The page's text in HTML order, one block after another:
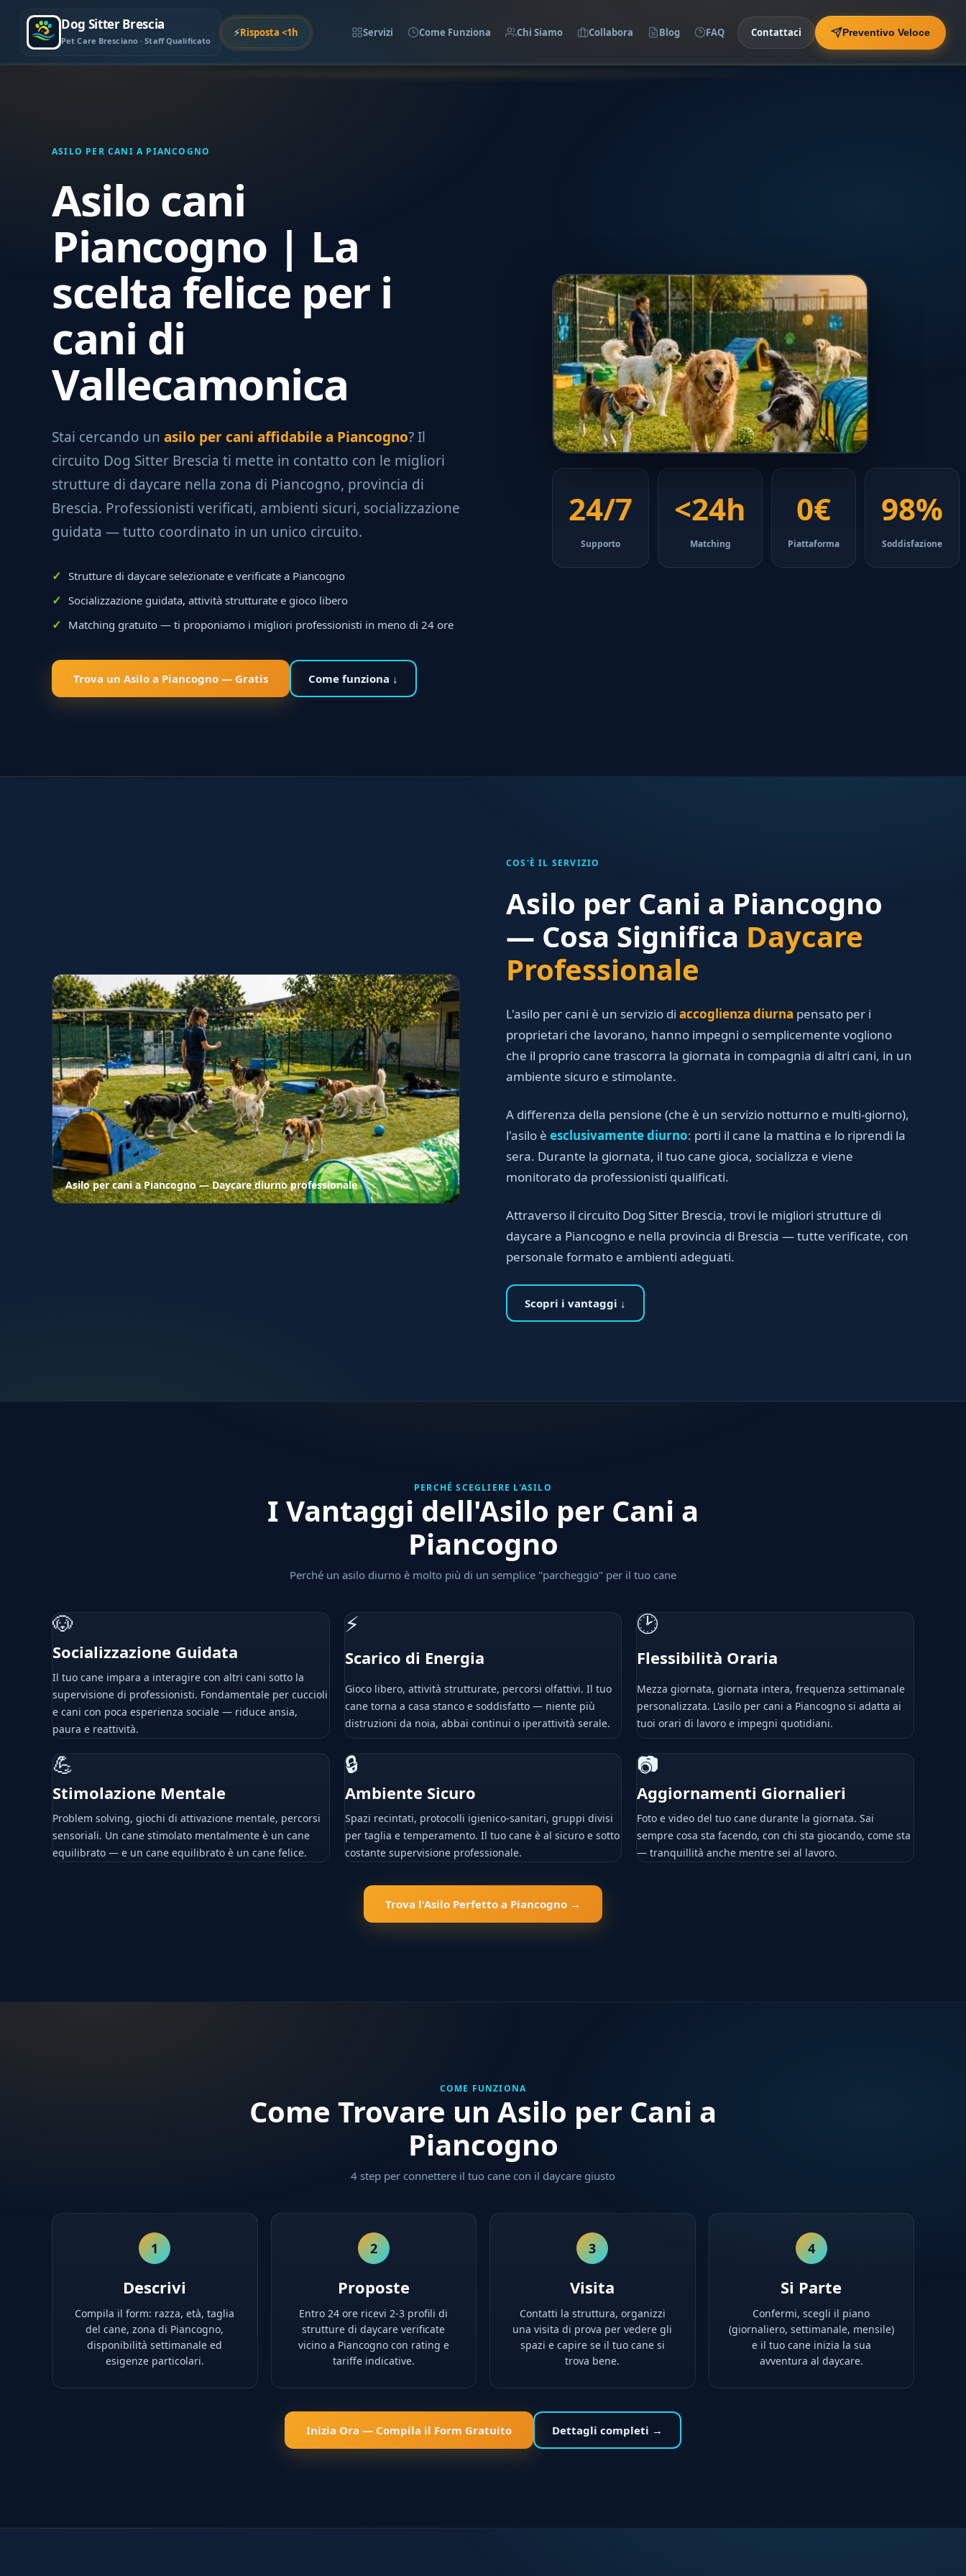
Dog Sitter Brescia
Pet Care Bresciano · Staff Qualificato
⚡Risposta <1h Servizi Come Funziona Chi Siamo Collabora Blog FAQ Contattaci Preventivo Veloce
ASILO PER CANI A PIANCOGNO
Asilo cani
Piancogno | La
scelta felice per i
cani di
Vallecamonica
Stai cercando un asilo per cani affidabile a Piancogno? Il
circuito Dog Sitter Brescia ti mette in contatto con le migliori
strutture di daycare nella zona di Piancogno, provincia di
Brescia. Professionisti verificati, ambienti sicuri, socializzazione
guidata — tutto coordinato in un unico circuito.
Strutture di daycare selezionate e verificate a Piancogno
Socializzazione guidata, attività strutturate e gioco libero
Matching gratuito — ti proponiamo i migliori professionisti in meno di 24 ore
Trova un Asilo a Piancogno — Gratis Come funziona ↓
24/7
Supporto
<24h
Matching
0€
Piattaforma
98%
Soddisfazione
Asilo per cani a Piancogno — Daycare diurno professionale
COS'È IL SERVIZIO
Asilo per Cani a Piancogno
— Cosa Significa Daycare
Professionale
L'asilo per cani è un servizio di accoglienza diurna pensato per i
proprietari che lavorano, hanno impegni o semplicemente vogliono
che il proprio cane trascorra la giornata in compagnia di altri cani, in un
ambiente sicuro e stimolante.
A differenza della pensione (che è un servizio notturno e multi-giorno),
l'asilo è esclusivamente diurno: porti il cane la mattina e lo riprendi la
sera. Durante la giornata, il tuo cane gioca, socializza e viene
monitorato da professionisti qualificati.
Attraverso il circuito Dog Sitter Brescia, trovi le migliori strutture di
daycare a Piancogno e nella provincia di Brescia — tutte verificate, con
personale formato e ambienti adeguati.
Scopri i vantaggi ↓
PERCHÉ SCEGLIERE L'ASILO
I Vantaggi dell'Asilo per Cani a
Piancogno
Perché un asilo diurno è molto più di un semplice "parcheggio" per il tuo cane
🐶
Socializzazione Guidata
Il tuo cane impara a interagire con altri cani sotto la
supervisione di professionisti. Fondamentale per cuccioli
e cani con poca esperienza sociale — riduce ansia,
paura e reattività.
⚡
Scarico di Energia
Gioco libero, attività strutturate, percorsi olfattivi. Il tuo
cane torna a casa stanco e soddisfatto — niente più
distruzioni da noia, abbai continui o iperattività serale.
🕑
Flessibilità Oraria
Mezza giornata, giornata intera, frequenza settimanale
personalizzata. L'asilo per cani a Piancogno si adatta ai
tuoi orari di lavoro e impegni quotidiani.
💪
Stimolazione Mentale
Problem solving, giochi di attivazione mentale, percorsi
sensoriali. Un cane stimolato mentalmente è un cane
equilibrato — e un cane equilibrato è un cane felice.
🔒
Ambiente Sicuro
Spazi recintati, protocolli igienico-sanitari, gruppi divisi
per taglia e temperamento. Il tuo cane è al sicuro e sotto
costante supervisione professionale.
📷
Aggiornamenti Giornalieri
Foto e video del tuo cane durante la giornata. Sai
sempre cosa sta facendo, con chi sta giocando, come sta
— tranquillità anche mentre sei al lavoro.
Trova l'Asilo Perfetto a Piancogno →
COME FUNZIONA
Come Trovare un Asilo per Cani a
Piancogno
4 step per connettere il tuo cane con il daycare giusto
1
Descrivi
Compila il form: razza, età, taglia
del cane, zona di Piancogno,
disponibilità settimanale ed
esigenze particolari.
2
Proposte
Entro 24 ore ricevi 2-3 profili di
strutture di daycare verificate
vicino a Piancogno con rating e
tariffe indicative.
3
Visita
Contatti la struttura, organizzi
una visita di prova per vedere gli
spazi e capire se il tuo cane si
trova bene.
4
Si Parte
Confermi, scegli il piano
(giornaliero, settimanale, mensile)
e il tuo cane inizia la sua
avventura al daycare.
Inizia Ora — Compila il Form Gratuito Dettagli completi →